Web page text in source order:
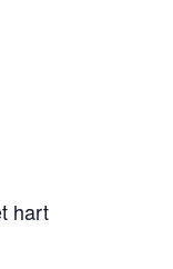
hart